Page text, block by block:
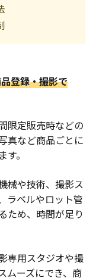
登録・撮影で
限定販売時などの
真など商品ごとに
。
械や技術、撮影ス
ラベルやロット管
ため、時間が足り
専用スタジオや撮
ムーズにでき、商